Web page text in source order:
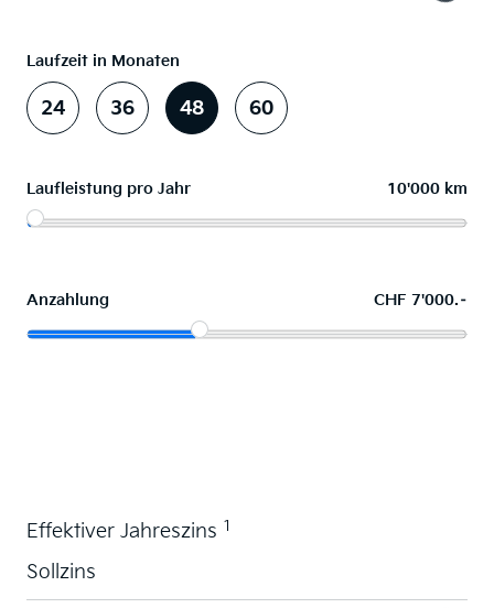
Laufzeit in Monaten
24 36 48 60
Laufleistung pro Jahr 10'000 km
Anzahlung CHF 7'000.–
Effektiver Jahreszins 1
Sollzins